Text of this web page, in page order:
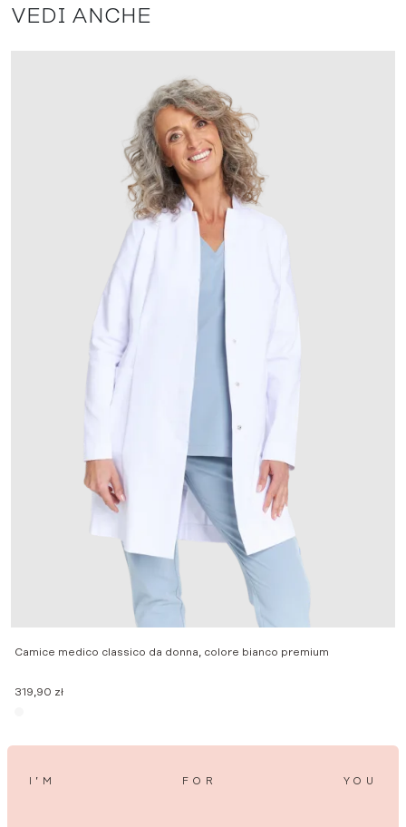
VEDI ANCHE
Camice medico classico da donna, colore bianco premium
319,90 zł
I’M FOR YOU